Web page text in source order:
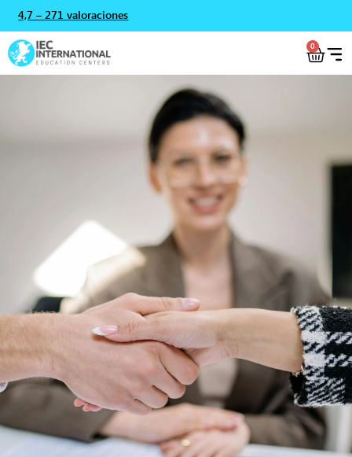
4,7 – 271 valoraciones
0